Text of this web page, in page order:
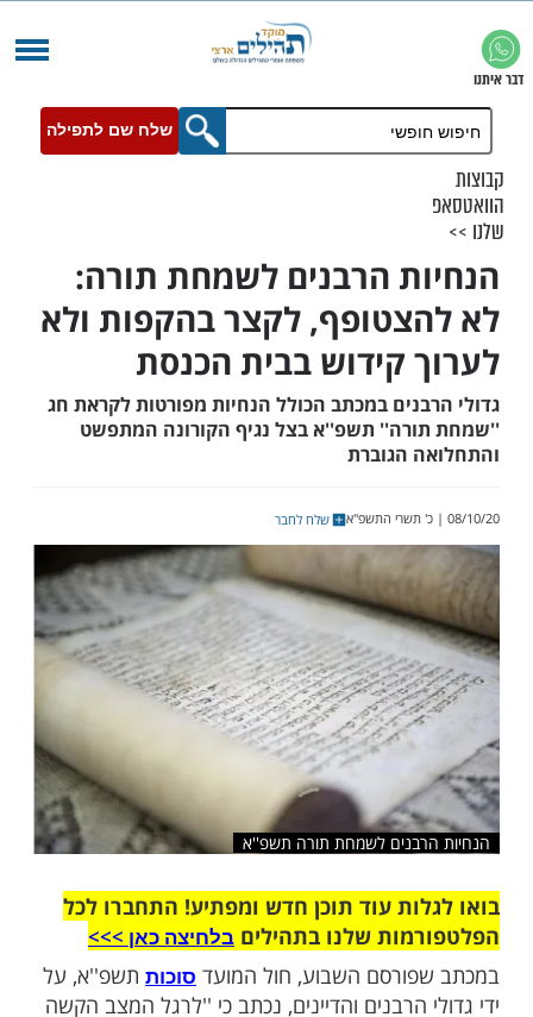
שלח שם לתפילה
הרבנים לשמחת תורה:
לקצר בהקפות ולא
קידוש בבית הכנסת
במכתב הכולל הנחיות מפורטות לקראת חג
תשפ''א בצל נגיף הקורונה המתפשט
הגוברת
שלח לחבר